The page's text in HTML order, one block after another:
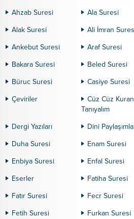
Ahzab Suresi
Ala Suresi
Alak Suresi
Ali İmran
Ankebut Suresi
Araf Suresi
Bakara Suresi
Beled Suresi
Büruc Suresi
Casiye Suresi
Çeviriler
Cüz Cüz
Tanıyalım
Dergi Yazıları
Dini
Duha Suresi
Enam Suresi
Enbiya Suresi
Enfal Suresi
Eserler
Fatiha Suresi
Fatır Suresi
Fecr Suresi
Fetih Suresi
Furkan Suresi